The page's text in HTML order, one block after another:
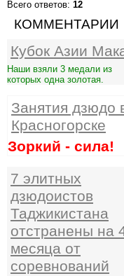
Всего ответов: 12
КОММЕНТАРИИ
Кубок Азии
Наши взяли 3 медали из
которых одна золотая.
Занятия дзюдо
Красногорске
Зоркий - сила!
7 элитных
дзюдоистов
Таджикистана
отстранены на
месяца от
соревнований